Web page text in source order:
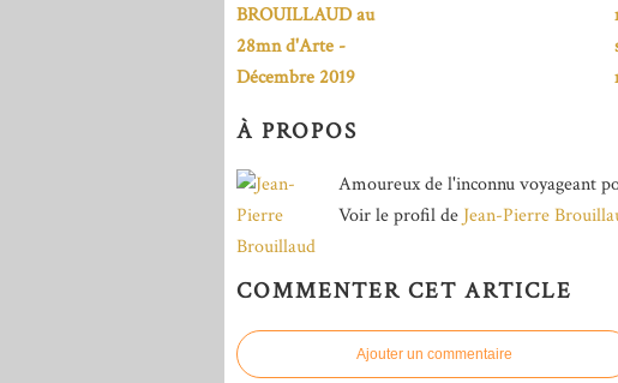
BROUILLAUD au
28mn d'Arte -
Décembre 2019
À PROPOS
Amoureux de l'inconnu voyageant
Voir le profil de Jean-Pierre
COMMENTER CET ARTICLE
Ajouter un commentaire